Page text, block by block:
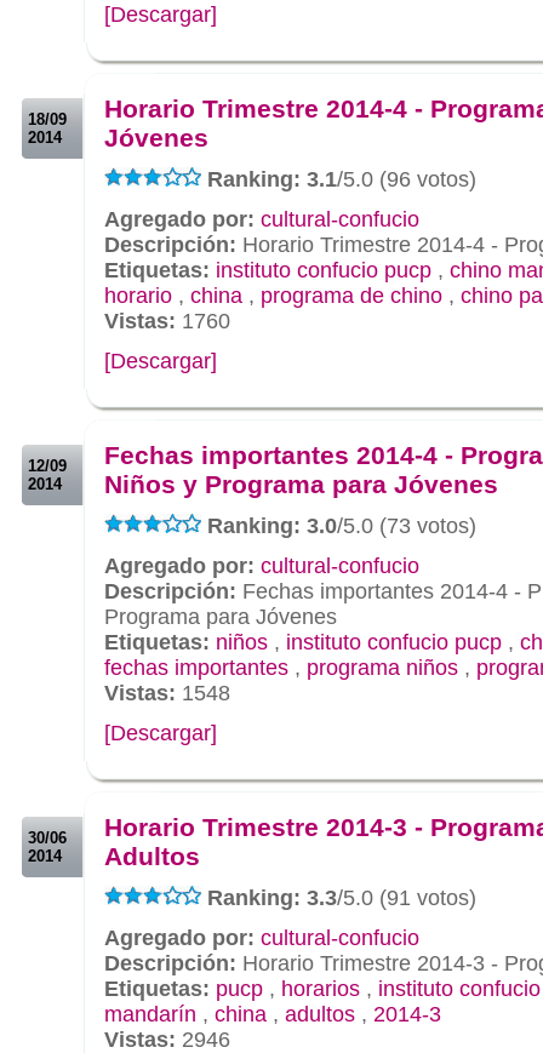
[Descargar]
18/09
2014
Horario Trimestre 2014-4 -
Jóvenes
Ranking: 3.1/5.0 (96 votos)
Agregado por: cultural-confucio
Descripción: Horario Trimestre 2014-4 -
Etiquetas: instituto confucio pucp , chino
horario , china , programa de chino , chino
Vistas: 1760
[Descargar]
12/09
2014
Fechas importantes 2014-4 -
Niños y Programa para Jóvenes
Ranking: 3.0/5.0 (73 votos)
Agregado por: cultural-confucio
Descripción: Fechas importantes 2014-4 -
Programa para Jóvenes
Etiquetas: niños , instituto confucio pucp ,
fechas importantes , programa niños ,
Vistas: 1548
[Descargar]
30/06
2014
Horario Trimestre 2014-3 -
Adultos
Ranking: 3.3/5.0 (91 votos)
Agregado por: cultural-confucio
Descripción: Horario Trimestre 2014-3 -
Etiquetas: pucp , horarios , instituto
mandarín , china , adultos , 2014-3
Vistas: 2946